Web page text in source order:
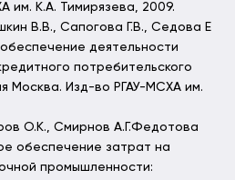
им. К.А. Тимирязева, 2009.
В.В., Сапогова Г.В., Седова Е
деятельности
потребительского
Москва. Изд-во РГАУ-МСХА им.
О.К., Смирнов А.Г.Федотова
обеспечение затрат на
промышленности: